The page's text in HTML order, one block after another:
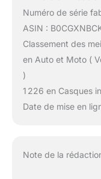
Numéro de série
ASIN :
Classement des
en Auto et Moto (
)
1 226 en Casques
Date de mise en
Note de la